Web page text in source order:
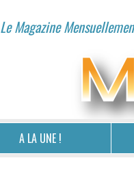
Le Magazine
A LA UNE !